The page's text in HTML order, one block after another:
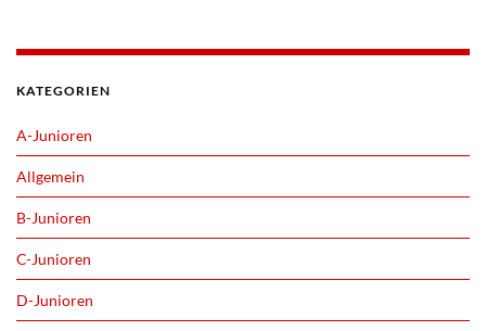
KATEGORIEN
A-Junioren
Allgemein
B-Junioren
C-Junioren
D-Junioren